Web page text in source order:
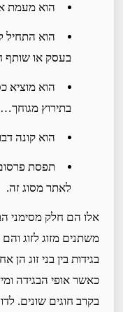
הוא מעמת
הוא התחיל
בעסק או שותף
הוא מוציא
בתירוץ מגוחך…
הוא קונה
תפסת
לאתר מסוג זה.
אלו הם חלק מסימני
משתנים מזוג לזוג
בגידות בין בני זוג
כאשר אופי הבגידה
בקרב חוגים שונים.